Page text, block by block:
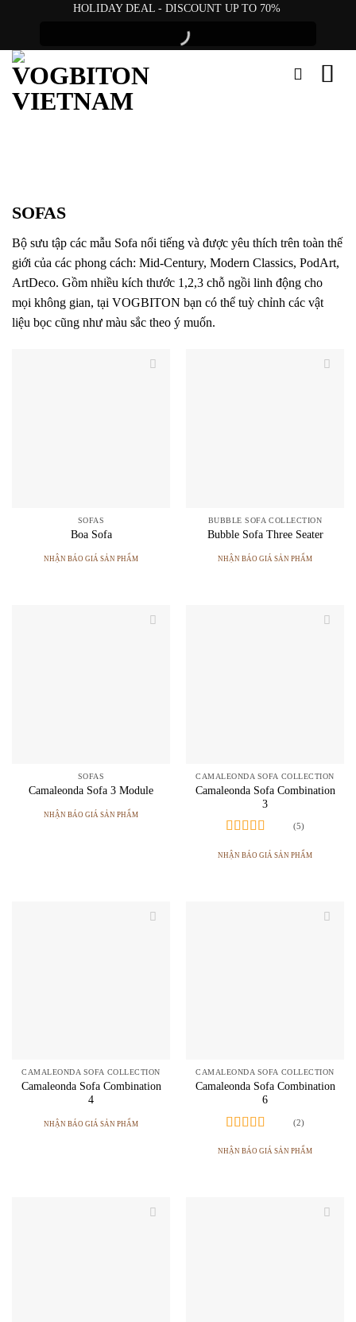
content
HOLIDAY DEAL - DISCOUNT UP TO 70%
SOFAS
Bộ sưu tập các mẫu Sofa nổi tiếng và được yêu thích trên toàn thế
giới của các phong cách: Mid-Century, Modern Classics, PodArt,
ArtDeco. Gồm nhiều kích thước 1,2,3 chỗ ngồi linh động cho
mọi không gian, tại VOGBITON bạn có thể tuỳ chỉnh các vật
liệu bọc cũng như màu sắc theo ý muốn.
SOFAS
Boa Sofa
NHẬN BÁO GIÁ SẢN PHẨM
BUBBLE SOFA COLLECTION
Bubble Sofa Three Seater
NHẬN BÁO GIÁ SẢN PHẨM
SOFAS
Camaleonda Sofa 3 Module
NHẬN BÁO GIÁ SẢN PHẨM
CAMALEONDA SOFA COLLECTION
Camaleonda Sofa Combination
3
hạng4.805
(5)
NHẬN BÁO GIÁ SẢN PHẨM
CAMALEONDA SOFA COLLECTION
Camaleonda Sofa Combination
4
NHẬN BÁO GIÁ SẢN PHẨM
CAMALEONDA SOFA COLLECTION
Camaleonda Sofa Combination
6
hạng5.005
(2)
NHẬN BÁO GIÁ SẢN PHẨM